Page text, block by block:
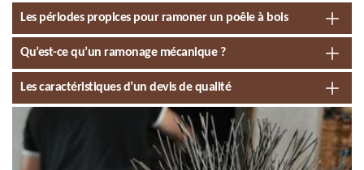
Les périodes propices pour ramoner un poêle à bois
Qu’est-ce qu’un ramonage mécanique ?
Les caractéristiques d’un devis de qualité